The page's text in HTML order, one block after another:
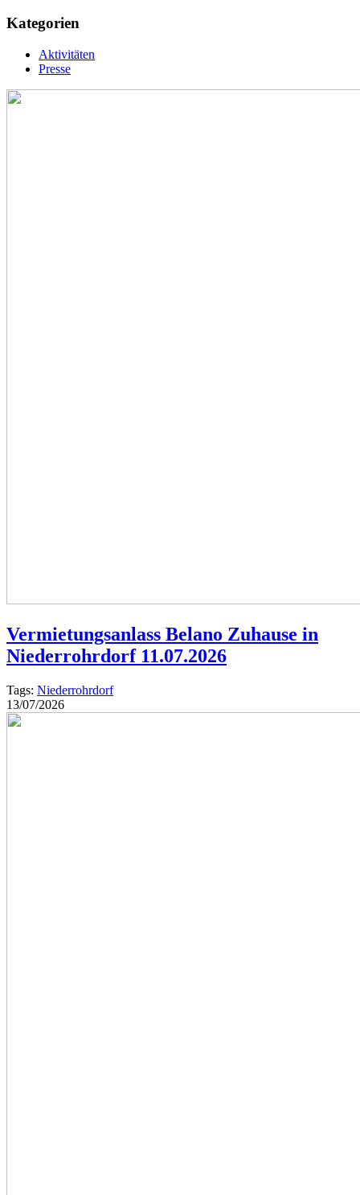
Kategorien
Aktivitäten
Presse
Vermietungsanlass Belano Zuhause in
Niederrohrdorf 11.07.2026
Tags: Niederrohrdorf
13/07/2026